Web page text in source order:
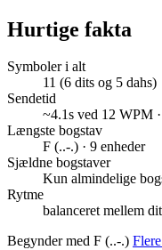
Hurtige fakta
Symboler i alt
11 (6 dits og 5 dahs)
Sendetid
~4.1s ved 12 WPM
Længste bogstav
F (..-.) · 9 enheder
Sjældne bogstaver
Kun almindelige
Rytme
balanceret mellem
Begynder med F (..-.)